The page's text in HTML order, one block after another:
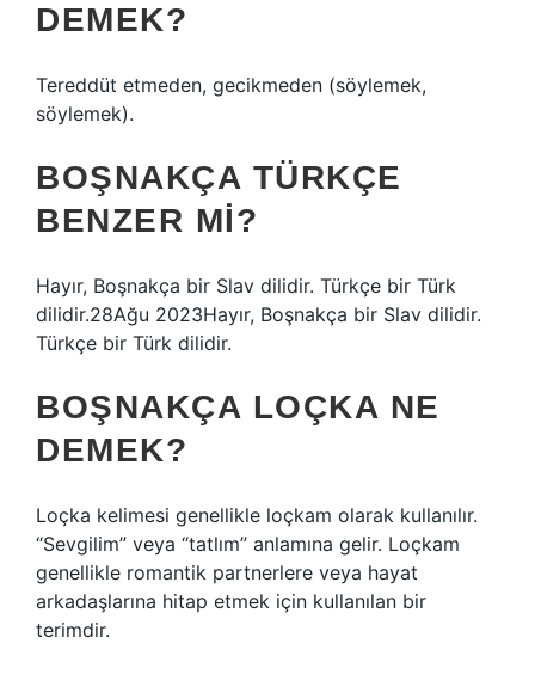
DEMEK?
Tereddüt etmeden, gecikmeden (söylemek,
söylemek).
BOŞNAKÇA TÜRKÇE
BENZER MI?
Hayır, Boşnakça bir Slav dilidir. Türkçe bir Türk
dilidir.28Ağu 2023Hayır, Boşnakça bir Slav dilidir.
Türkçe bir Türk dilidir.
BOŞNAKÇA LOÇKA NE
DEMEK?
Loçka kelimesi genellikle loçkam olarak kullanılır.
“Sevgilim” veya “tatlım” anlamına gelir. Loçkam
genellikle romantik partnerlere veya hayat
arkadaşlarına hitap etmek için kullanılan bir
terimdir.